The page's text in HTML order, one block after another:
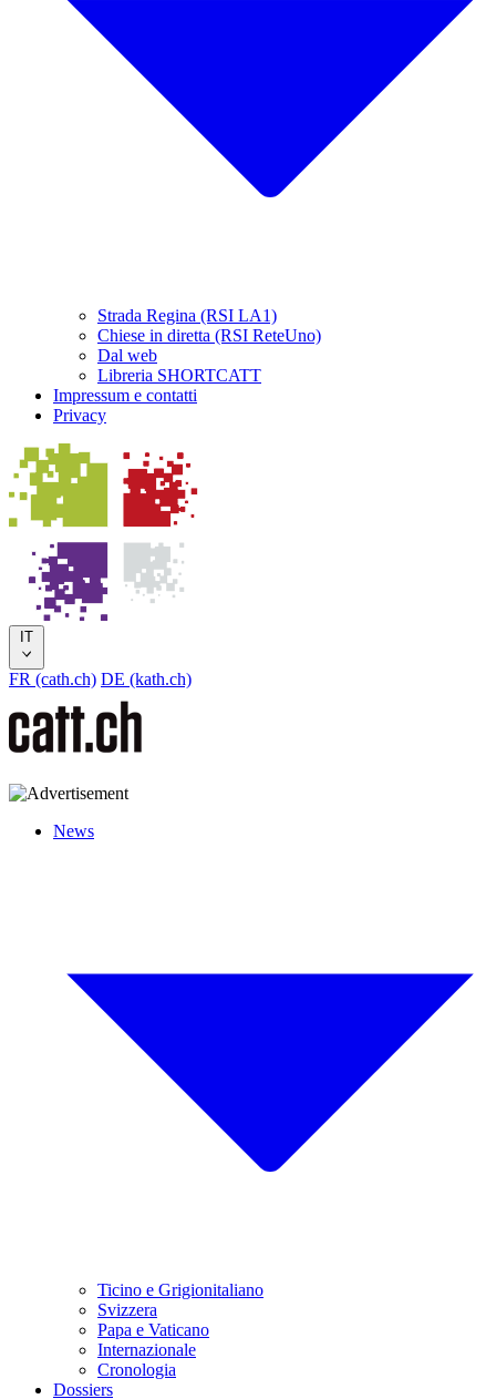
Strada Regina (RSI LA1)
Chiese in diretta (RSI ReteUno)
Dal web
Libreria SHORTCATT
Impressum e contatti
Privacy
IT
FR (cath.ch) DE (kath.ch)
News
Ticino e Grigionitaliano
Svizzera
Papa e Vaticano
Internazionale
Cronologia
Dossiers